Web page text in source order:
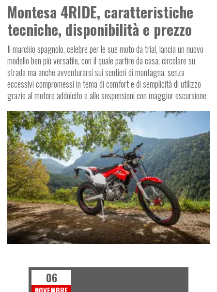
Montesa 4RIDE, caratteristiche
tecniche, disponibilità e prezzo
Il marchio spagnolo, celebre per le sue moto da trial, lancia un nuovo
modello ben più versatile, con il quale partire da casa, circolare su
strada ma anche avventurarsi sui sentieri di montagna, senza
eccessivi compromessi in tema di comfort e di semplicità di utilizzo
grazie al motore addolcito e alle sospensioni con maggior escursione
06